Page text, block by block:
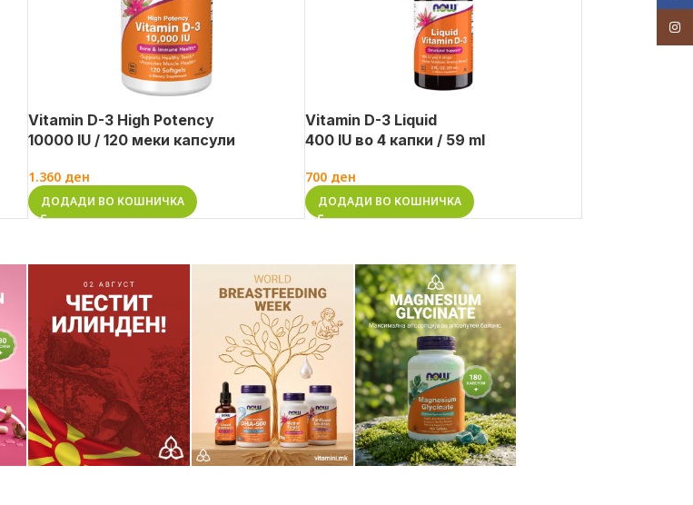
Vitamin D-3 High Potency
10000 IU / 120 меки капсули
1.360 ден
ДОДАДИ ВО КОШНИЧКА
Vitamin D-3 Liquid
400 IU во 4 капки / 59 ml
700 ден
ДОДАДИ ВО КОШНИЧКА